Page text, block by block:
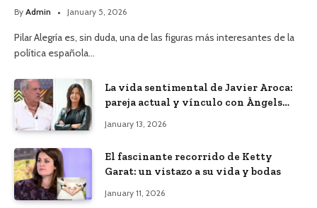
By Admin January 5, 2026
Pilar Alegría es, sin duda, una de las figuras más interesantes de la
política española…
La vida sentimental de Javier Aroca:
pareja actual y vínculo con Àngels
January 13, 2026
El fascinante recorrido de Ketty
Garat: un vistazo a su vida y bodas
January 11, 2026